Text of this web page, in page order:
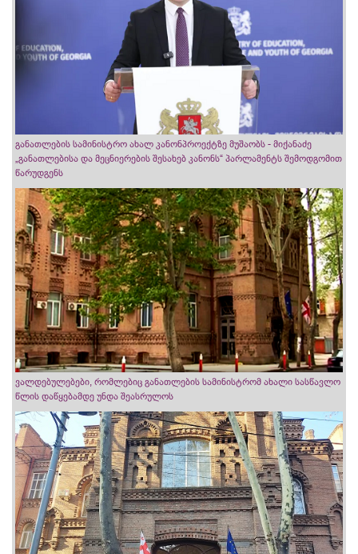
განათლების სამინისტრო ახალ კანონპროექტზე მუშაობს - მიქანაძე
„განათლებისა და მეცნიერების შესახებ კანონს“ პარლამენტს შემოდგომით
წარუდგენს
ვალდებულებები, რომლებიც განათლების სამინისტრომ ახალი სასწავლო
წლის დაწყებამდე უნდა შეასრულოს